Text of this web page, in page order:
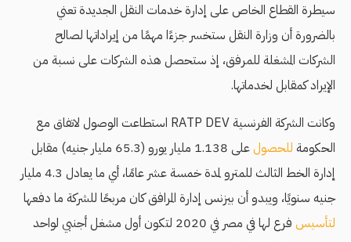
سيطرة القطاع الخاص على إدارة خدمات النقل الجديدة تعني
بالضرورة أن وزارة النقل ستخسر جزءًا مهمًا من إيراداتها لصالح
الشركات المشغلة للمرفق، إذ ستحصل هذه الشركات على نسبة من
الإيراد كمقابل لخدماتها.
وكانت الشركة الفرنسية RATP DEV استطاعت الوصول لاتفاق مع
الحكومة للحصول
على 1.138 مليار يورو (65.3 مليار جنيه) مقابل
إدارة الخط الثالث للمترو لمدة خمسة عشر عامًا، أي ما يعادل 4.3 مليار
جنيه سنويًا، ويبدو أن بيزنس إدارة المرافق كان مربحًا للشركة ما دفعها
لتأسيس
فرع لها في مصر في 2020 لتكون أول مشغل أجنبي لواحد